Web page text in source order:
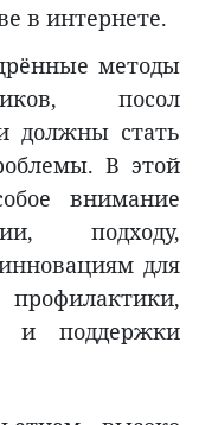
в интернете.
методы
посол
должны стать
В этой
внимание
подходу,
для
и поддержки